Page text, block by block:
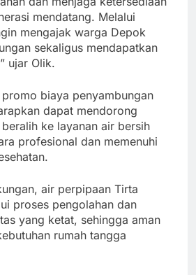
mendatang. Melalui
mengajak warga Depok
sekaligus mendapatkan
ujar Olik.
biaya penyambungan
dapat mendorong
ke layanan air bersih
profesional dan memenuhi
air perpipaan Tirta
proses pengolahan dan
yang ketat, sehingga aman
rumah tangga